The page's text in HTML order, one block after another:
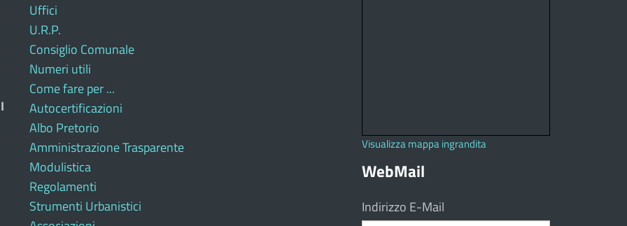
Uffici
U.R.P.
Consiglio Comunale
Numeri utili
Come fare per ...
Autocertificazioni
Albo Pretorio
Amministrazione Trasparente
Modulistica
Regolamenti
Strumenti Urbanistici
Visualizza mappa ingrandita
WebMail
Indirizzo E-Mail